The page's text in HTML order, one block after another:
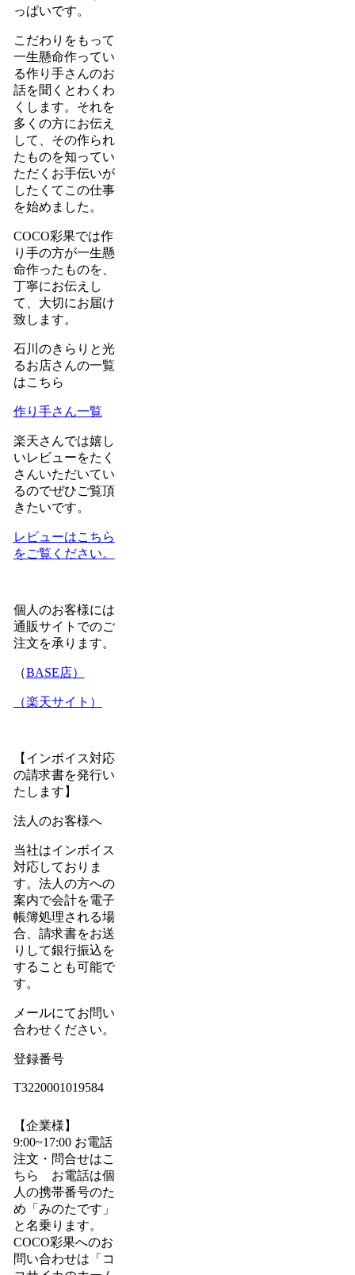
っぱいです。
こだわりをもって
一生懸命作ってい
る作り手さんのお
話を聞くとわくわ
くします。それを
多くの方にお伝え
して、その作られ
たものを知ってい
ただくお手伝いが
したくてこの仕事
を始めました。
COCO彩果では作
り手の方が一生懸
命作ったものを、
丁寧にお伝えし
て、大切にお届け
致します。
石川のきらりと光
るお店さんの一覧
はこちら
作り手さん一覧
楽天さんでは嬉し
いレビューをたく
さんいただいてい
るのでぜひご覧頂
きたいです。
レビューはこちら
をご覧ください。
個人のお客様には
通販サイトでのご
注文を承ります。
（BASE店）
（楽天サイト）
【インボイス対応
の請求書を発行い
たします】
法人のお客様へ
当社はインボイス
対応しておりま
す。法人の方への
案内で会計を電子
帳簿処理される場
合、請求書をお送
りして銀行振込を
することも可能で
す。
メールにてお問い
合わせください。
登録番号
T3220001019584
【企業様】
9:00~17:00 お電話
注文・問合せはこ
ちら お電話は個
人の携帯番号のた
め「みのたです」
と名乗ります。
COCO彩果へのお
問い合わせは「コ